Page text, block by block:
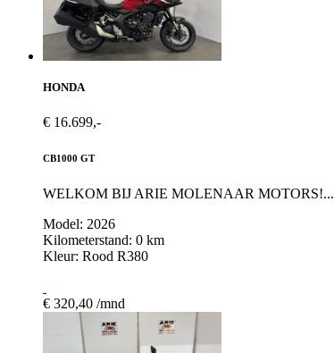
HONDA
€ 16.699,-
CB1000 GT
WELKOM BIJ ARIE MOLENAAR MOTORS!...
Model: 2026
Kilometerstand: 0 km
Kleur: Rood R380
€ 320,40 /mnd